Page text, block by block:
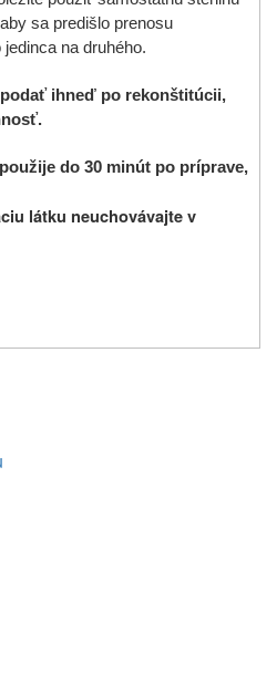
sa predišlo prenosu
na druhého.
ihneď po rekonštitúcii,
do 30 minút po príprave,
látku neuchovávajte v